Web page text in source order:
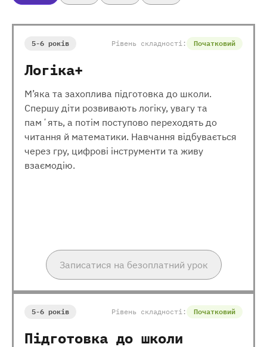
5-6 років Рівень складності: Початковий
Логіка+
М’яка та захоплива підготовка до школи.
Спершу діти розвивають логіку, увагу та
памʼять, а потім поступово переходять до
читання й математики. Навчання відбувається
через гру, цифрові інструменти та живу
взаємодію.
Записатися на безоплатний урок
5-6 років Рівень складності: Початковий
Підготовка до школи